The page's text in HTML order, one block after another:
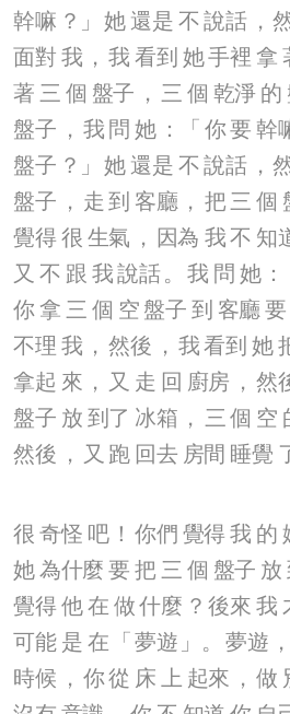
幹嘛 ？」 她 還是 不說話 ，
面對 我 ， 我 看到 她手裡 拿
著 三 個 盤子 ， 三 個 乾淨 的
盤子 ， 我 問 她 ：「 你要 幹
盤子 ？」 她 還是 不說話 ，
盤子 ， 走到 客廳 ， 把三 個
覺得很 生氣 ， 因為 我不 知
又 不 跟 我說話。 我 問 她
你 拿 三 個 空 盤子 到 客廳要
不理 我 ， 然後 ， 我看到 她
拿起 來 ， 又 走 回 廚房 ， 然
盤子 放 到了 冰箱 ， 三個 空
然後 ， 又 跑 回去 房間 睡覺
很 奇怪 吧 ！ 你們 覺得我 的
她為什麼 要 把 三 個 盤子 放
覺得他在 做什麼 ？ 後來 我
可能 是 在 「夢遊 」。 夢遊 ，
時候 ， 你從 床 上 起來 ， 做